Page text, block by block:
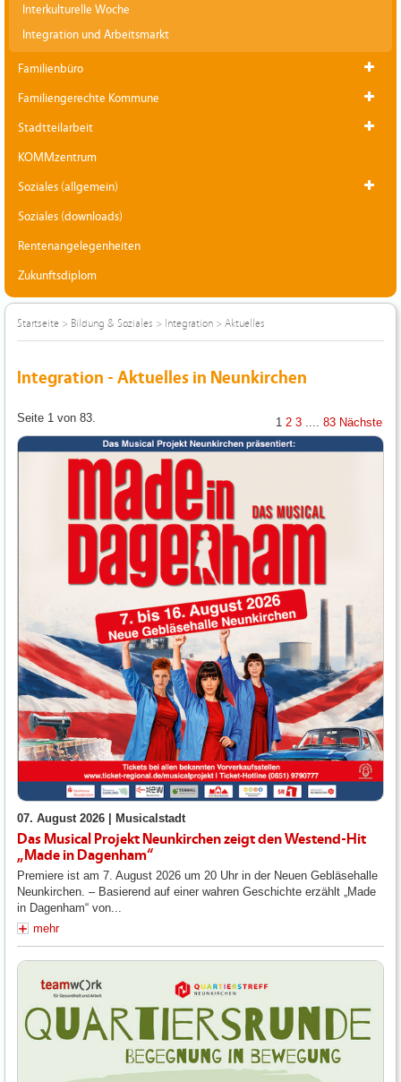
Interkulturelle Woche
Integration und Arbeitsmarkt
Familienbüro
Familiengerechte Kommune
Stadtteilarbeit
KOMMzentrum
Soziales (allgemein)
Soziales (downloads)
Rentenangelegenheiten
Zukunftsdiplom
Startseite > Bildung & Soziales > Integration > Aktuelles
Integration - Aktuelles in Neunkirchen
Seite 1 von 83. 1 2 3 83 Nächste
07. August 2026 | Musicalstadt
Das Musical Projekt Neunkirchen zeigt den Westend-Hit
„Made in Dagenham“
Premiere ist am 7. August 2026 um 20 Uhr in der Neuen Gebläsehalle
Neunkirchen. – Basierend auf einer wahren Geschichte erzählt „Made
in Dagenham“ von...
mehr